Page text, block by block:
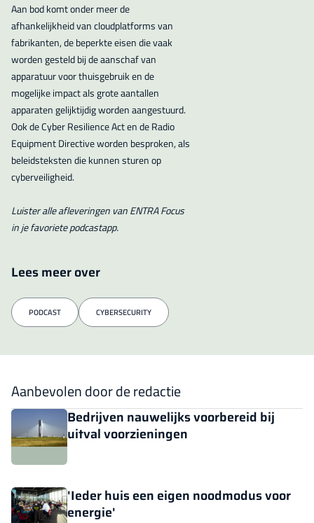
Aan bod komt onder meer de
afhankelijkheid van cloudplatforms van
fabrikanten, de beperkte eisen die vaak
worden gesteld bij de aanschaf van
apparatuur voor thuisgebruik en de
mogelijke impact als grote aantallen
apparaten gelijktijdig worden aangestuurd.
Ook de Cyber Resilience Act en de Radio
Equipment Directive worden besproken, als
beleidsteksten die kunnen sturen op
cyberveiligheid.
Luister alle afleveringen van ENTRA Focus
in je favoriete podcastapp.
Lees meer over
PODCAST CYBERSECURITY
Aanbevolen door de redactie
Bedrijven nauwelijks voorbereid bij
uitval voorzieningen
'Ieder huis een eigen noodmodus voor
energie'